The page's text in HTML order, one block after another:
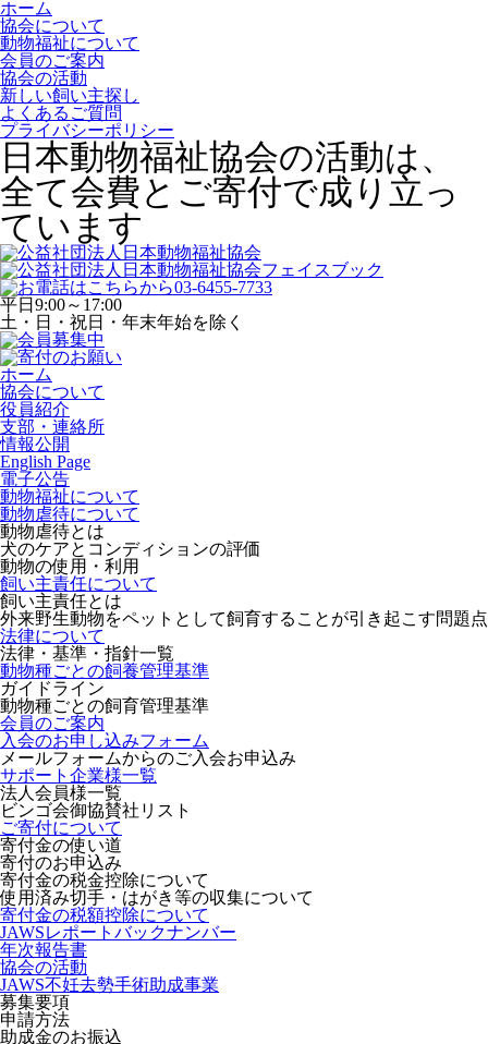
ホーム
協会について
動物福祉について
会員のご案内
協会の活動
新しい飼い主探し
よくあるご質問
プライバシーポリシー
日本動物福祉協会の活動は、
全て会費とご寄付で成り立っ
ています
平日 9:00～17:00
土・日・祝日・年末年始を除く
ホーム
協会について
役員紹介
支部・連絡所
情報公開
English Page
電子公告
動物福祉について
動物虐待について
動物虐待とは
犬のケアとコンディションの評価
動物の使用・利用
飼い主責任について
飼い主責任とは
外来野生動物をペットとして飼育することが引き起こす問題点
法律について
法律・基準・指針一覧
動物種ごとの飼養管理基準
ガイドライン
動物種ごとの飼育管理基準
会員のご案内
入会のお申し込みフォーム
メールフォームからのご入会お申込み
サポート企業様一覧
法人会員様一覧
ビンゴ会御協賛社リスト
ご寄付について
寄付金の使い道
寄付のお申込み
寄付金の税金控除について
使用済み切手・はがき等の収集について
寄付金の税額控除について
JAWSレポートバックナンバー
年次報告書
協会の活動
JAWS不妊去勢手術助成事業
募集要項
申請方法
助成金のお振込